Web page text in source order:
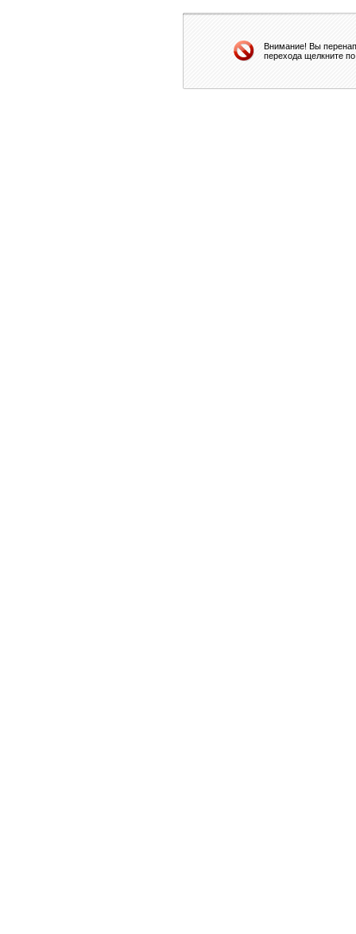
Внимание! Вы
перехода щелкните